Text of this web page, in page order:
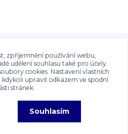
Talocan.cz a
autorským právem. Jejich
souhlasu provozovatele
zpříjemnění používání webu,
udělení souhlasu také pro účely
cookies. Nastavení vlastních
kdykoli upravit odkazem ve spodní
stránek.
Souhlasím